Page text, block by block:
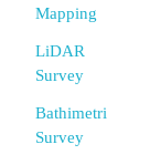
Mapping
LiDAR
Survey
Bathimetri
Survey